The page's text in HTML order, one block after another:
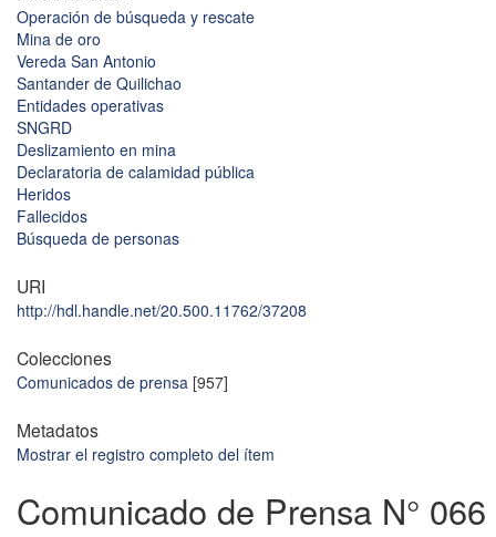
Operación de búsqueda y rescate
Mina de oro
Vereda San Antonio
Santander de Quilichao
Entidades operativas
SNGRD
Deslizamiento en mina
Declaratoria de calamidad pública
Heridos
Fallecidos
Búsqueda de personas
URI
http://hdl.handle.net/20.500.11762/37208
Colecciones
Comunicados de prensa [957]
Metadatos
Mostrar el registro completo del ítem
Comunicado de Prensa N° 066